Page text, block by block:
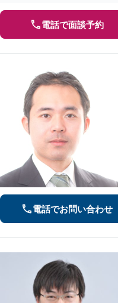
電話で面談予約
電話でお問い合わせ